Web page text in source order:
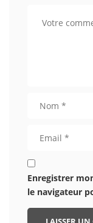
Enregistrer
le navigateur